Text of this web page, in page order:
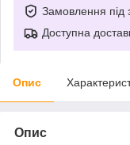
Замовлення під
Доступна
Опис
Опис